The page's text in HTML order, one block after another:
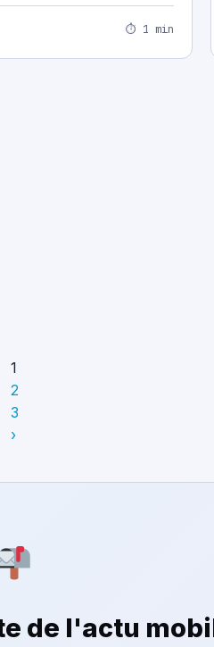
⏱ 1 min
1
2
3
›
de l'actu